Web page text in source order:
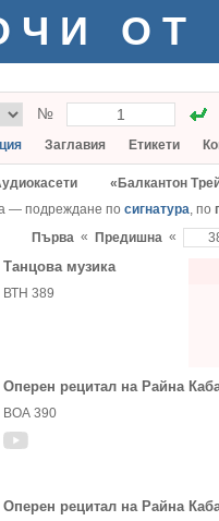
ОТ
№
Заглавия Етикети
«Балкантон
— подреждане по сигнатура, по
Първа « Предишна «
Танцова музика
ВТН 389
Оперен рецитал на Райна
ВОА 390
Оперен рецитал на Райна